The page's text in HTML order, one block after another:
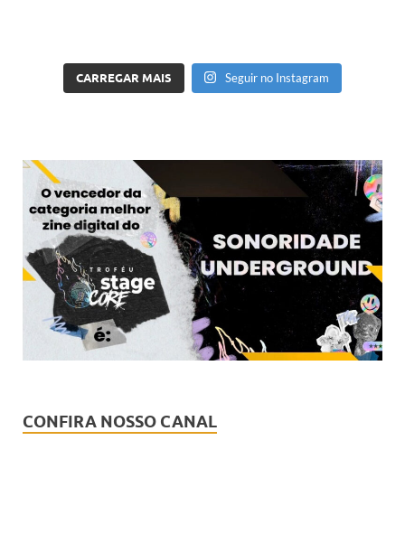
CARREGAR MAIS Seguir no Instagram
CONFIRA NOSSO CANAL